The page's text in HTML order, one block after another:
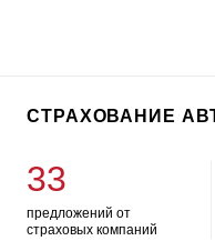
СТРАХОВАНИЕ
33
предложений от
страховых компаний